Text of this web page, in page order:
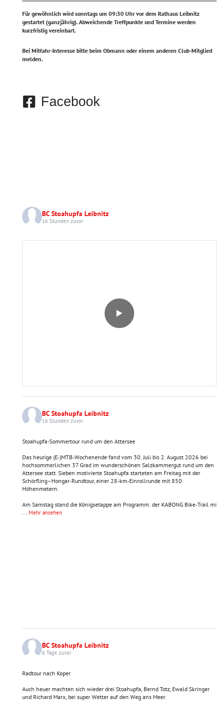
Für gewöhnlich wird sonntags um 09:30 Uhr vor dem Rathaus Leibnitz
gestartet (ganzjährig).Abweichende Treffpunkte und Termine werden
kurzfristig vereinbart.
Bei Mitfahr-Interesse bitte beim Obmann oder einem anderen Club-Mitglied
melden.
Facebook
BC Stoahupfa Leibnitz
16 Stunden zuvor
BC Stoahupfa Leibnitz
16 Stunden zuvor
Stoahupfa-Sommertour rund um den Attersee
Das heurige (E‑)MTB‑Wochenende fand vom 30. Juli bis 2. August 2026 bei
hochsommerlichen 37 Grad im wunderschönen Salzkammergut rund um den
Attersee statt. Sieben motivierte Stoahupfa starteten am Freitag mit der
Schörfling–Hongar‑Rundtour, einer 28‑km‑Einrollrunde mit 850
Höhenmetern.
Am Samstag stand die Königsetappe am Programm: der KABONG Bike‑Trail mi
Mehr ansehen
BC Stoahupfa Leibnitz
6 Tage zuvor
Radtour nach Koper
Auch heuer machten sich wieder drei Stoahupfa, Bernd Totz, Ewald Skringer
und Richard Marx, bei super Wetter auf den Weg ans Meer.